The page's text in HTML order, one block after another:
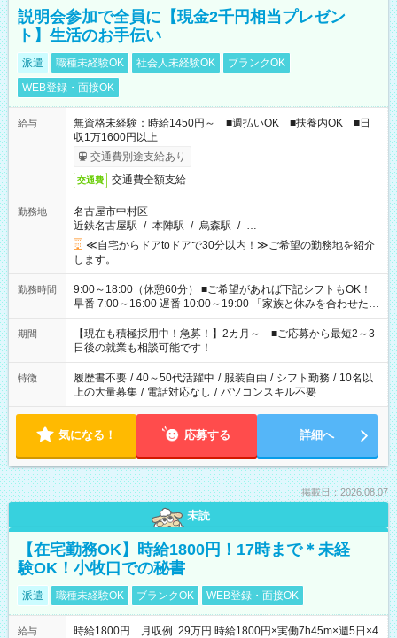
説明会参加で全員に【現金2千円相当プレゼン
ト】生活のお手伝い
派遣 職種未経験OK 社会人未経験OK
ブランクOK
WEB登録・面接OK
給与
無資格未経験：時給1450円～ ■週払いOK ■扶養内OK ■日
収1万1600円以上
交通費別途支給あり
交通費 交通費全額支給
勤務地
名古屋市中村区
近鉄名古屋駅 / 本陣駅 / 烏森駅 / …
≪自宅からドアtoドアで30分以内！≫ご希望の勤務地を紹介
します。
勤務時間
9:00～18:00（休憩60分） ■ご希望があれば下記シフトもOK！
早番 7:00～16:00 遅番 10:00～19:00 「家族と休みを合わせた
い」 「余裕を持って夕飯の準備がしたい」 「できれば残業はし
たくない」 など、ご希望を教えてくださいね。 ※Wワーク希望
の方へ 今ご覧のお仕事で希望する勤務時間と、もう1つのお仕事
の勤務時間。 合計で週40時間を超える場合は応募できません。
期間
【現在も積極採用中！急募！】2カ月～ ■ご応募から最短2～3
日後の就業も相談可能です！
特徴 履歴書不要 / 40～50代活躍中 / 服装自由 / シフト勤務 / 10名以
上の大量募集 / 電話対応なし / パソコンスキル不要
気になる！ 応募する 詳細へ
掲載日：2026.08.07
未読
【在宅勤務OK】時給1800円！17時まで＊未経
験OK！小牧口での秘書
派遣 職種未経験OK ブランクOK WEB登録・面接OK
給与
時給1800円 月収例 29万円 時給1800円×実働7h45m×週5日×4